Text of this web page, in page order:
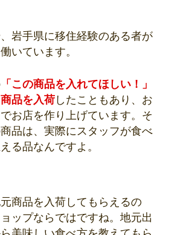
岩手県に移住経験のある者が
いています。
「この商品を入れてほしい！」
品を入荷 したこともあり、お
お店を作り上げています。そ
品は、実際にスタッフが食べ
る品なんですよ。
商品を入荷してもらえるの
ップならではですね。地元出